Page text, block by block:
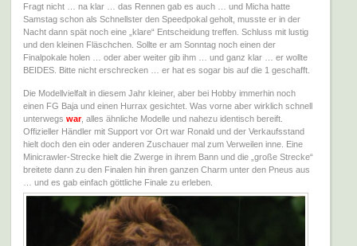
Fragt nicht … na klar … das Rennen gab es auch … und Micha hatte
Samstag schon als Schnellster den Speedpokal geholt, musste er in der
Nacht dann spät noch eine „klare“ Entscheidung treffen. Schluss mit lustig
und den kleinen Fläschchen. Sollte er am Sonntag noch einen der
Finalpokale holen … oder aber weiter gib ihm … und ganz klar … er wollte
BEIDES. Bitte nicht erschrecken … er hat es sogar bis auf die 1 geschafft.
Die Modellvielfalt in diesem Jahr kleiner, aber bei Hobby immerhin noch
einen FG Baja und einen Hurrax gesichtet. Was vorne aber wirklich schnell
unterwegs war, alles ähnliche Modelle und nahezu identisch bereift.
Offizieller Händler mit Support vor Ort war Ronald und der Verkaufsstand
hielt doch den ein oder anderen Zuschauer mal zum Verweilen inne. Eine
Minicrawler-Strecke hielt die Zwerge in ihrem Bann und die „große Strecke“
breitete dann zu den Finalen hin ihren ganzen Charm unter den Pneus aus
… und es gab einfach göttliche Finale zu erleben.